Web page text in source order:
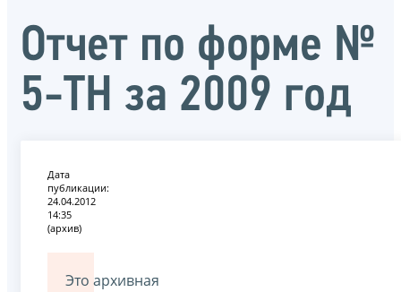
Отчет по форме №
5-ТН за 2009 год
Дата
публикации:
24.04.2012
14:35
(архив)
Это архивная